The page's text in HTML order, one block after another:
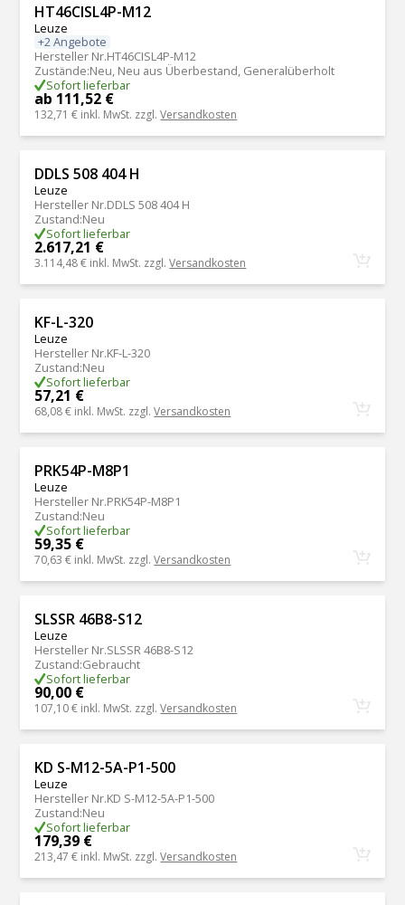
HT46CISL4P-M12
Leuze
+2 Angebote
Hersteller Nr.HT46CISL4P-M12
Zustände:Neu, Neu aus Überbestand, Generalüberholt
Sofort lieferbar
ab 111,52 €
132,71 € inkl. MwSt. zzgl.Versandkosten
DDLS 508 404 H
Leuze
Hersteller Nr.DDLS 508 404 H
Zustand:Neu
Sofort lieferbar
2.617,21 €
3.114,48 € inkl. MwSt. zzgl.Versandkosten
KF-L-320
Leuze
Hersteller Nr.KF-L-320
Zustand:Neu
Sofort lieferbar
57,21 €
68,08 € inkl. MwSt. zzgl.Versandkosten
PRK54P-M8P1
Leuze
Hersteller Nr.PRK54P-M8P1
Zustand:Neu
Sofort lieferbar
59,35 €
70,63 € inkl. MwSt. zzgl.Versandkosten
SLSSR 46B8-S12
Leuze
Hersteller Nr.SLSSR 46B8-S12
Zustand:Gebraucht
Sofort lieferbar
90,00 €
107,10 € inkl. MwSt. zzgl.Versandkosten
KD S-M12-5A-P1-500
Leuze
Hersteller Nr.KD S-M12-5A-P1-500
Zustand:Neu
Sofort lieferbar
179,39 €
213,47 € inkl. MwSt. zzgl.Versandkosten